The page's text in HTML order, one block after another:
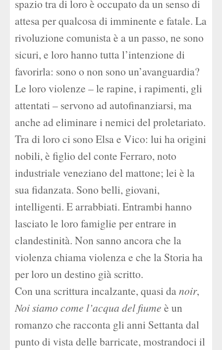
spazio tra di loro è occupato da un senso di
attesa per qualcosa di imminente e fatale. La
rivoluzione comunista è a un passo, ne sono
sicuri, e loro hanno tutta l’intenzione di
favorirla: sono o non sono un’avanguardia?
Le loro violenze – le rapine, i rapimenti, gli
attentati – servono ad autofinanziarsi, ma
anche ad eliminare i nemici del proletariato.
Tra di loro ci sono Elsa e Vico: lui ha origini
nobili, è figlio del conte Ferraro, noto
industriale veneziano del mattone; lei è la
sua fidanzata. Sono belli, giovani,
intelligenti. E arrabbiati. Entrambi hanno
lasciato le loro famiglie per entrare in
clandestinità. Non sanno ancora che la
violenza chiama violenza e che la Storia ha
per loro un destino già scritto.
Con una scrittura incalzante, quasi danoir,
Noi siamo come l’acqua del fiume è un
romanzo che racconta gli anni Settanta dal
punto di vista delle barricate, mostrandoci il